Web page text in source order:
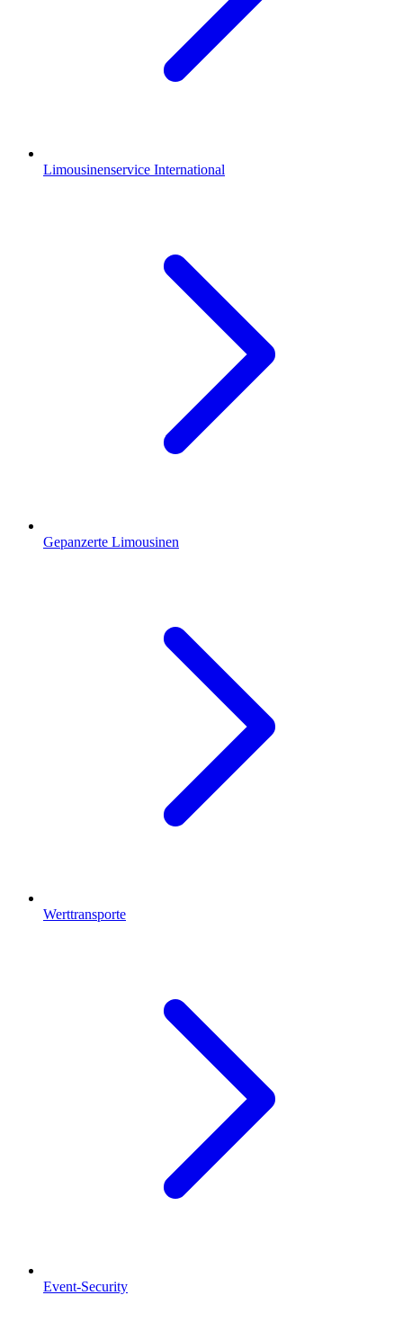
Limousinenservice International
Gepanzerte Limousinen
Werttransporte
Event-Security